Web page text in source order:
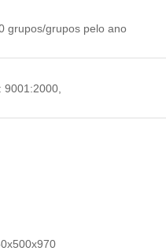
grupos/grupos pelo ano
9001:2000,